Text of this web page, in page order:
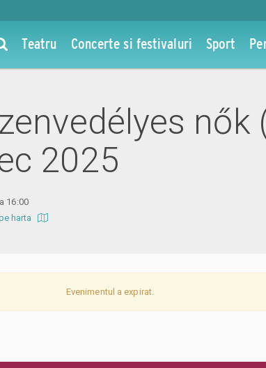
Teatru Concerte si festivaluri Sport
nők
2025
16:00
harta
Evenimentul a expirat.